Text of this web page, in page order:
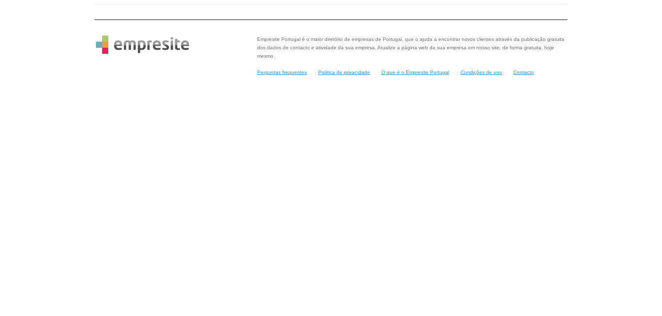
Empresite Portugal é o maior diretório de empresas de Portugal, que o ajuda a encontrar novos clientes através da publicação gratuita
dos dados de contacto e atividade da sua empresa. Atualize a página web da sua empresa em nosso site, de forma gratuita, hoje
mesmo.
Perguntas frequentes Política de privacidade O que é o Empresite Portugal Condições de uso Contacto